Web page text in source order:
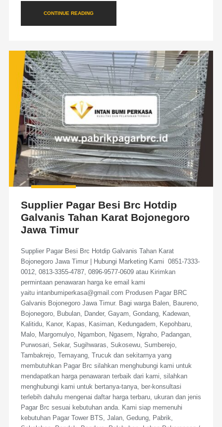
CONTINUE READING
Supplier Pagar Besi Brc Hotdip
Galvanis Tahan Karat Bojonegoro
Jawa Timur
Supplier Pagar Besi Brc Hotdip Galvanis Tahan Karat
Bojonegoro Jawa Timur | Hubungi Marketing Kami 0851-7333-
0012, 0813-3355-4787, 0896-9577-0609 atau Kirimkan
permintaan penawaran harga ke email kami
yaitu intanbumiperkasa@gmail.com Produsen Pagar BRC
Galvanis Bojonegoro Jawa Timur. Bagi warga Balen, Baureno,
Bojonegoro, Bubulan, Dander, Gayam, Gondang, Kadewan,
Kalitidu, Kanor, Kapas, Kasiman, Kedungadem, Kepohbaru,
Malo, Margomulyo, Ngambon, Ngasem, Ngraho, Padangan,
Purwosari, Sekar, Sugihwaras, Sukosewu, Sumberejo,
Tambakrejo, Temayang, Trucuk dan sekitarnya yang
membutuhkan Pagar Brc silahkan menghubungi kami untuk
mendapatkan harga penawaran terbaik dari kami, silahkan
menghubungi kami untuk bertanya-tanya, ber-konsultasi
terlebih dahulu mengenai daftar harga terbaru, ukuran dan jenis
Pagar Brc sesuai kebutuhan anda. Kami siap memenuhi
kebutuhan Pagar Tower BTS, Jalan, Gedung, Pabrik,